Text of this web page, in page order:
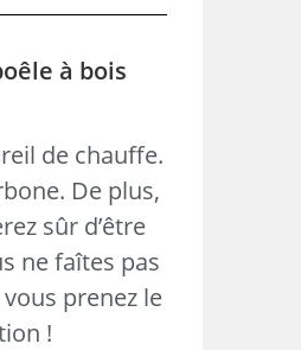
à bois
de chauffe.
De plus,
sûr d’être
ne faîtes pas
prenez le
!